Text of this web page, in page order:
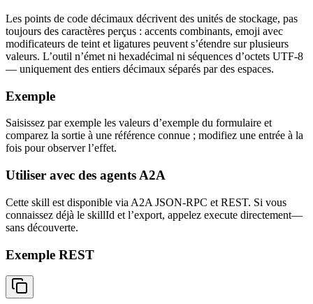
Les points de code décimaux décrivent des unités de stockage, pas
toujours des caractères perçus : accents combinants, emoji avec
modificateurs de teint et ligatures peuvent s’étendre sur plusieurs
valeurs. L’outil n’émet ni hexadécimal ni séquences d’octets UTF-8
— uniquement des entiers décimaux séparés par des espaces.
Exemple
Saisissez par exemple les valeurs d’exemple du formulaire et
comparez la sortie à une référence connue ; modifiez une entrée à la
fois pour observer l’effet.
Utiliser avec des agents A2A
Cette skill est disponible via A2A JSON-RPC et REST. Si vous
connaissez déjà le skillId et l’export, appelez execute directement—
sans découverte.
Exemple REST